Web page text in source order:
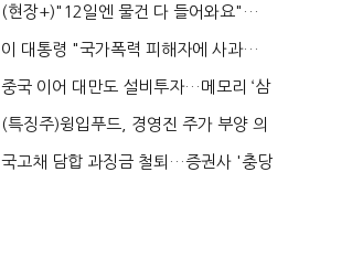
(현장+)"12일엔 물건 다 들어와요"…
빈 매대 채우며 문 연 ...
이 대통령 "국가폭력 피해자에 사과…
적극적 조사로 진...
중국 이어 대만도 설비투자…메모리 ‘삼
국전쟁’
(특징주)윙입푸드, 경영진 주가 부양 의
지에 상한가...
국고채 담합 과징금 철퇴…증권사 '충당